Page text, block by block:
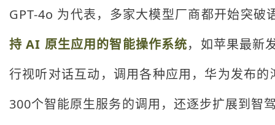
GPT-4o 为代表，多家大模型厂商都开始突
持 AI 原生应用的智能操作系统，如苹果最新
行视听对话互动，调用各种应用，华为发布
300个智能原生服务的调用，还逐步扩展到智